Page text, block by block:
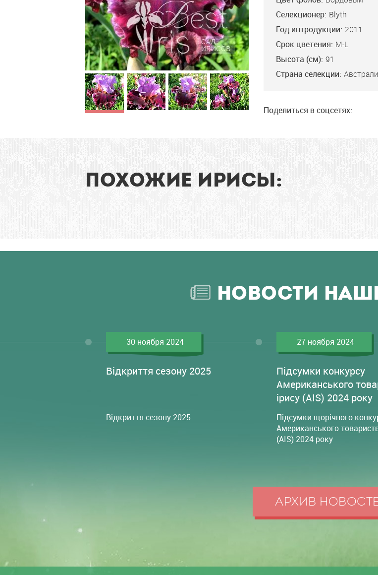
Селекционер: Blyth
Год интродукции: 2011
Срок цветения: M-L
Высота (см): 91
Страна селекции:
Поделиться в соцсетях:
ПОХОЖИЕ ИРИСЫ:
НОВОСТИ
30 ноября 2024
Відкриття сезону 2025
Відкриття сезону 2025
27 ноября 2024
Підсумки конкурсу
Американського
ірису (AIS) 2024 року
Підсумки щорічного
Американського
(AIS) 2024 року
АРХИВ